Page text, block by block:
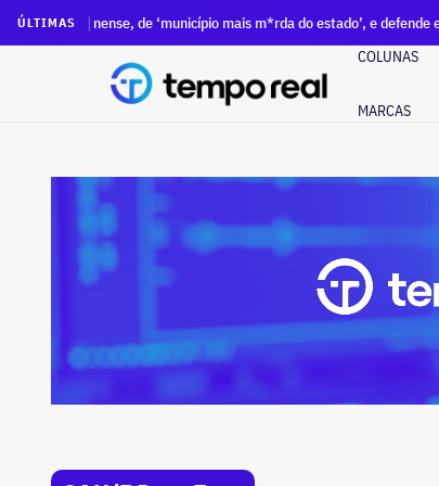
ÚLTIMAS
de ‘município mais m*rda do estado’, e defende extinção da cidade
COLUNAS
MARCAS